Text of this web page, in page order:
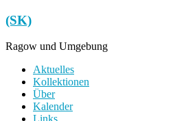
Zum
Inhalt
springen
(SK)
Ragow und Umgebung
Menü
Aktuelles
Kollektionen
Über
Kalender